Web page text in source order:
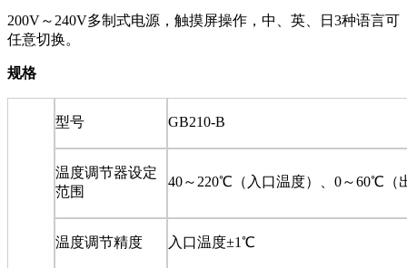
200V～ 240V多制式电源，触摸屏操作，中、英、日 3种语言可
任意切换。
规格
型号 GB210-B
温度调节器设定
范围
40～ 220℃ （入口温度）、0～60℃
温度调节精度 入口温度±1℃